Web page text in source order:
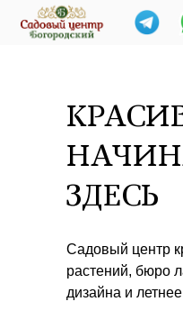
ЗДЕСЬ
Садовый центр
растений, бюро
дизайна и